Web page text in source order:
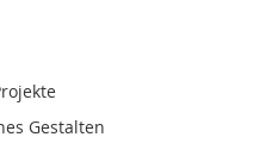
Gestalten